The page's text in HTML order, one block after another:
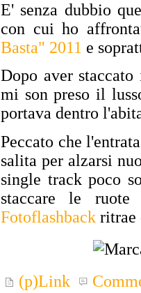
E' senza dubbio
con cui ho
Basta" 2011 e
Dopo aver
mi son preso il
portava dentro
Peccato che
salita per alzarsi
single track poco
staccare le
Fotoflashback ritrae
(p)Link